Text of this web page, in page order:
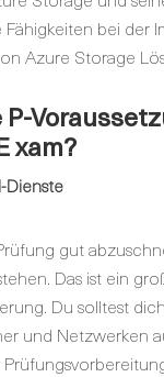
bei der
Azure Storage
P-
xam?
Dienste
gut
Das ist ein
Du solltest
und Netzwerken